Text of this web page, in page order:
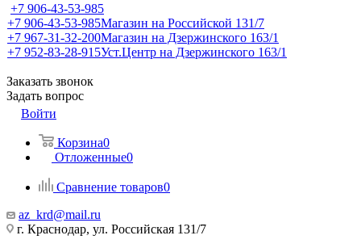
+7 906-43-53-985
+7 906-43-53-985Магазин на Российской 131/7
+7 967-31-32-200Магазин на Дзержинского 163/1
+7 952-83-28-915Уст.Центр на Дзержинского 163/1
Заказать звонок
Задать вопрос
Войти
Корзина0
Отложенные0
Сравнение товаров0
az_krd@mail.ru
г. Краснодар, ул. Российская 131/7